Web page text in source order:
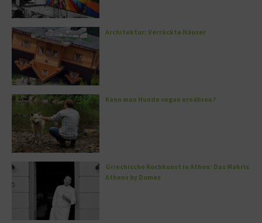
Architektur: Verrückte Häuser
Kann man Hunde vegan ernähren?
Griechische Kochkunst in Athen: Das Makris
Athens by Domes